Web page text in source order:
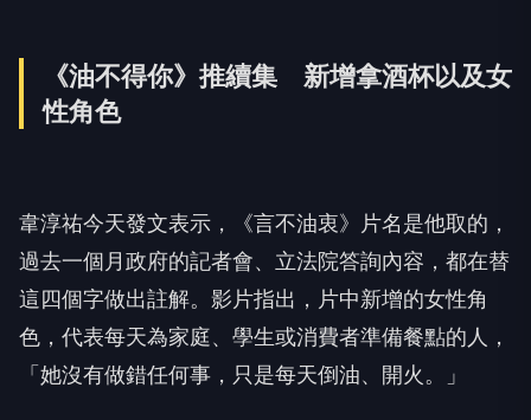
《油不得你》推續集 新增拿酒杯以及女
性角色
韋淳祐今天發文表示，《言不油衷》片名是他取的，
過去一個月政府的記者會、立法院答詢內容，都在替
這四個字做出註解。影片指出，片中新增的女性角
色，代表每天為家庭、學生或消費者準備餐點的人，
「她沒有做錯任何事，只是每天倒油、開火。」